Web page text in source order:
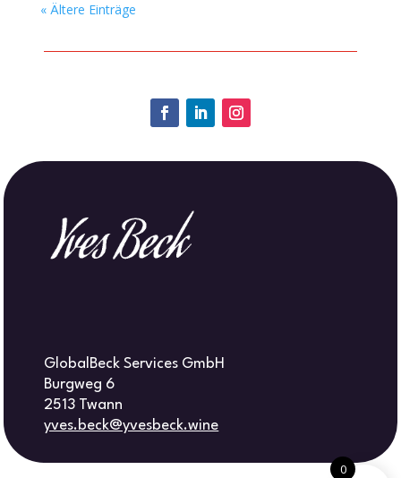
« Ältere Einträge
GlobalBeck Services GmbH
Burgweg 6
2513 Twann
yves.beck@yvesbeck.wine
0